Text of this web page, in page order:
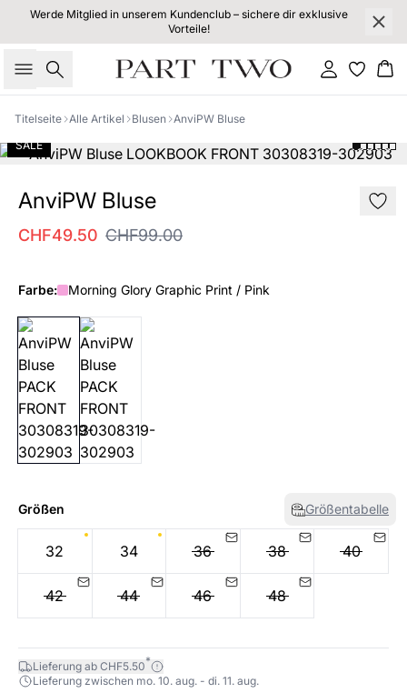
Werde Mitglied in unserem Kundenclub – sichere dir exklusive
Vorteile!
Suche Einloggen
Titelseite Alle Artikel Blusen AnviPW Bluse
SALE
AnviPW Bluse
CHF49.50 CHF99.00
Farbe: Morning Glory Graphic Print / Pink
Größen Größentabelle
32 34 36 38 40
42 44 46 48
Lieferung ab CHF5.50*
Lieferung zwischen mo. 10. aug. - di. 11. aug.